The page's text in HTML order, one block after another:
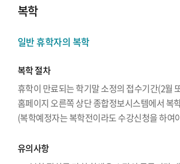
복학
일반 휴학자의 복학
복학 절차
휴학이 만료되는 학기말 소정의 접수기간(2월
홈페이지 오른쪽 상단 종합정보시스템에서 복
(복학예정자는 복학전이라도 수강신청을 하여
유의사항